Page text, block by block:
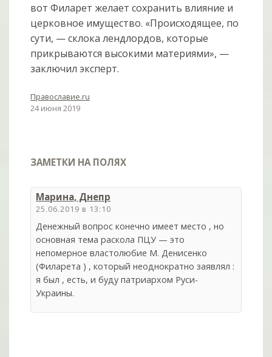
вот Филарет желает сохранить влияние и
церковное имущество. «Происходящее, по
сути, — склока лендлордов, которые
прикрываются высокими материями», —
заключил эксперт.
Православие.ru
24 июня 2019
ЗАМЕТКИ НА ПОЛЯХ
Марина, Днепр
25.06.2019 в 13:10
Денежный вопрос конечно имеет место , но
основная тема раскола ПЦУ — это
непомерное властолюбие М. Денисенко
(Филарета ) , который неоднократно заявлял :
я был , есть, и буду патриархом Руси-
Украины.